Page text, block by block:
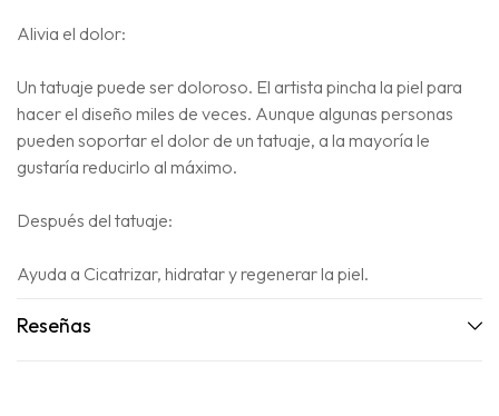
Alivia el dolor:
Un tatuaje puede ser doloroso. El artista pincha la piel para
hacer el diseño miles de veces. Aunque algunas personas
pueden soportar el dolor de un tatuaje, a la mayoría le
gustaría reducirlo al máximo.
Después del tatuaje:
Ayuda a Cicatrizar, hidratar y regenerar la piel.
Reseñas